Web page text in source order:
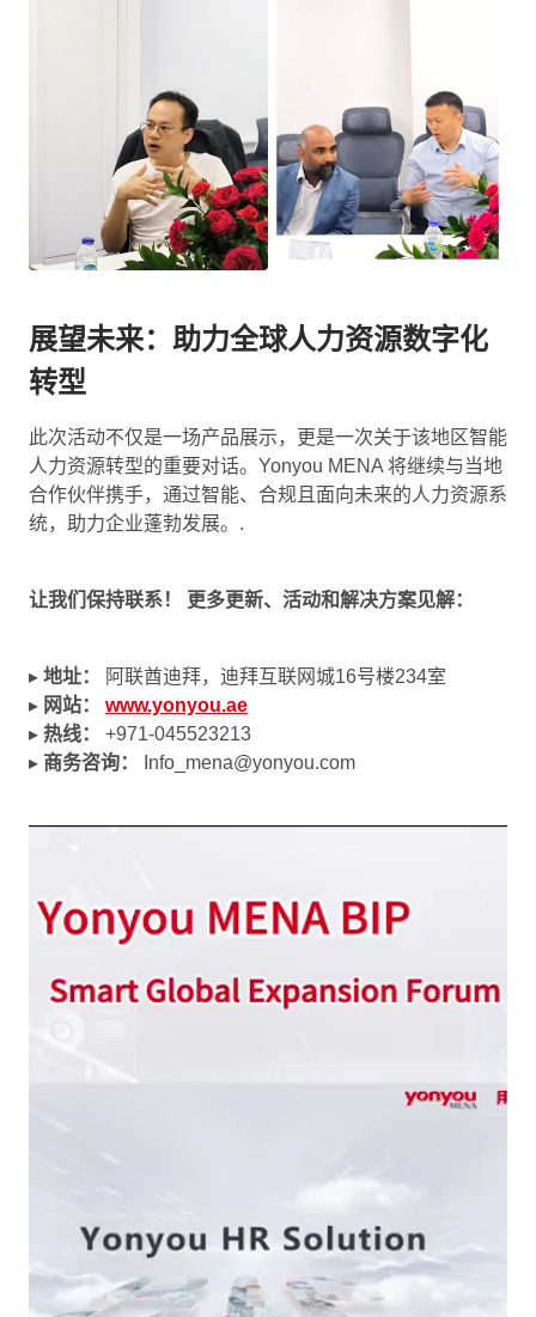
展望未来：助力全球人力资源数字化
转型
此次活动不仅是一场产品展示，更是一次关于该地区智能
人力资源转型的重要对话。Yonyou MENA 将继续与当地
合作伙伴携手，通过智能、合规且面向未来的人力资源系
统，助力企业蓬勃发展。.
让我们保持联系！ 更多更新、活动和解决方案见解：
▸ 地址：
阿联酋迪拜，迪拜互联网城16号楼234室
▸ 网站：
www.yonyou.ae
▸ 热线：
+971-045523213
▸ 商务咨询： Info_mena@yonyou.com